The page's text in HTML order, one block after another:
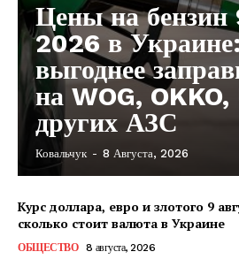
Цены на бензин
2026 в
выгоднее
на WOG,
других АЗС
Ковальчук - 8 Августа, 2026
Курс доллара, евро и злотого 9
сколько стоит валюта в Украине
ОБЩЕСТВО 8 августа, 2026